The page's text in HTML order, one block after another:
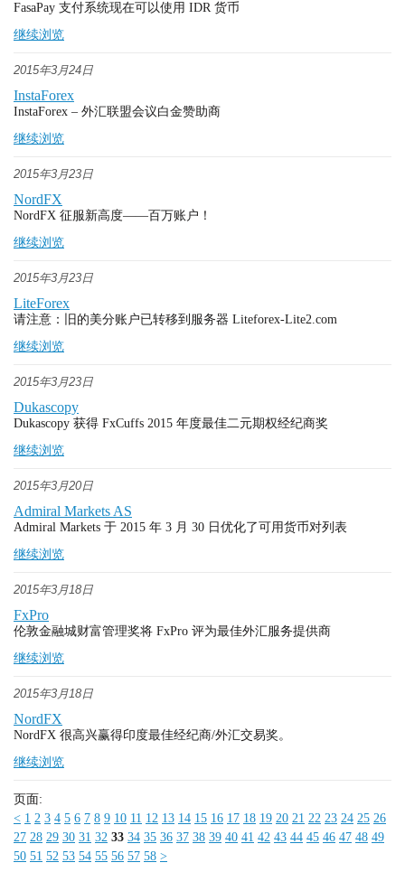
FasaPay 支付系统现在可以使用 IDR 货币
继续浏览
2015年3月24日
InstaForex
InstaForex – 外汇联盟会议白金赞助商
继续浏览
2015年3月23日
NordFX
NordFX 征服新高度——百万账户！
继续浏览
2015年3月23日
LiteForex
请注意：旧的美分账户已转移到服务器 Liteforex-Lite2.com
继续浏览
2015年3月23日
Dukascopy
Dukascopy 获得 FxCuffs 2015 年度最佳二元期权经纪商奖
继续浏览
2015年3月20日
Admiral Markets AS
Admiral Markets 于 2015 年 3 月 30 日优化了可用货币对列表
继续浏览
2015年3月18日
FxPro
伦敦金融城财富管理奖将 FxPro 评为最佳外汇服务提供商
继续浏览
2015年3月18日
NordFX
NordFX 很高兴赢得印度最佳经纪商/外汇交易奖。
继续浏览
页面:
< 1 2 3 4 5 6 7 8 9 10 11 12 13 14 15 16 17 18 19 20 21 22 23 24 25 26
27 28 29 30 31 32 33 34 35 36 37 38 39 40 41 42 43 44 45 46 47 48 49
50 51 52 53 54 55 56 57 58 >